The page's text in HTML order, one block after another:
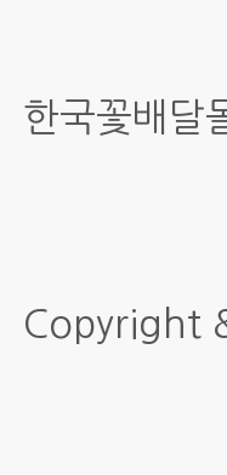
한국꽃배달
Copyright